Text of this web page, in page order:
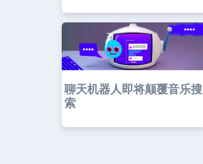
聊天机器人即将颠覆音乐搜
索